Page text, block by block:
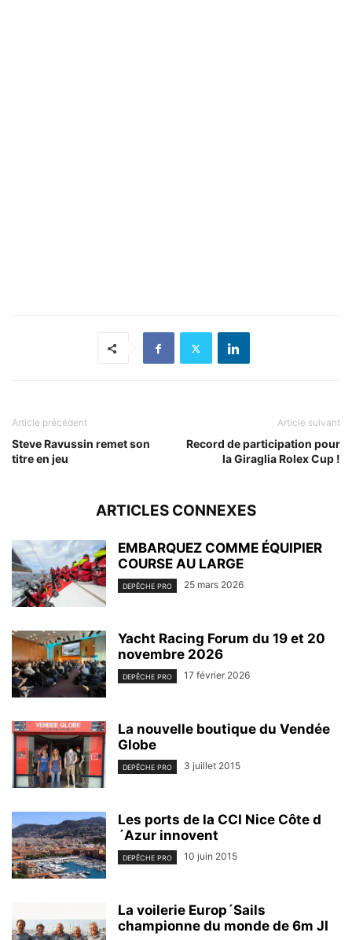
Article précédent
Steve Ravussin remet son
titre en jeu
Article suivant
Record de participation pour
la Giraglia Rolex Cup !
ARTICLES CONNEXES
EMBARQUEZ COMME ÉQUIPIER
COURSE AU LARGE
DEPÊCHE PRO 25 mars 2026
Yacht Racing Forum du 19 et 20
novembre 2026
DEPÊCHE PRO 17 février 2026
La nouvelle boutique du Vendée
Globe
DEPÊCHE PRO 3 juillet 2015
Les ports de la CCI Nice Côte d
´Azur innovent
DEPÊCHE PRO 10 juin 2015
La voilerie Europ´Sails
championne du monde de 6m JI